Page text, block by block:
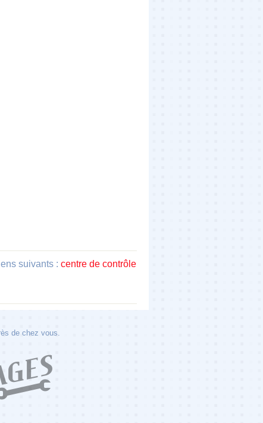
suivants : centre de contrôle
de chez vous.